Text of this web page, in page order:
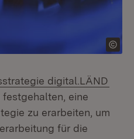
digital.LÄND
eine
zu erarbeiten, um
für die